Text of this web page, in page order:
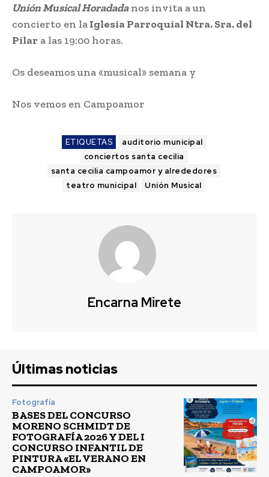
Unión Musical Horadadanos invita a un
concierto en laIglesia Parroquial Ntra. Sra. del
Pilar a las 19:00 horas.
Os deseamos una «musical» semana y
Nos vemos en Campoamor
ETIQUETAS
auditorio municipal
conciertos santa cecilia
santa cecilia campoamor y alrededores
teatro municipal
Unión Musical
Encarna Mirete
Últimas noticias
Fotografía
BASES DEL CONCURSO
MORENO SCHMIDT DE
FOTOGRAFÍA 2026 Y DEL I
CONCURSO INFANTIL DE
PINTURA «EL VERANO EN
CAMPOAMOR»